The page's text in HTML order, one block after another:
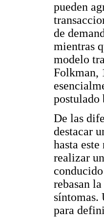
pueden
de
mientras
modelo
Folkman,
postulado
De las
destacar
hasta
realizar
rebasan
síntomas.
para